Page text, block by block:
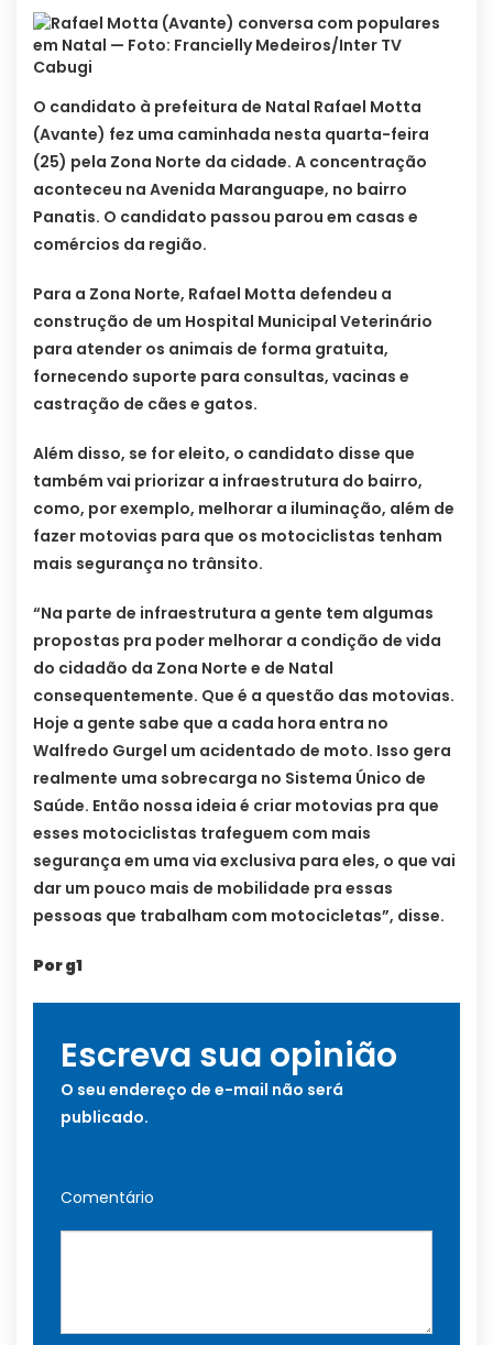
O candidato à prefeitura de Natal Rafael Motta
(Avante) fez uma caminhada nesta quarta-feira
(25) pela Zona Norte da cidade. A concentração
aconteceu na Avenida Maranguape, no bairro
Panatis. O candidato passou parou em casas e
comércios da região.
Para a Zona Norte, Rafael Motta defendeu a
construção de um Hospital Municipal Veterinário
para atender os animais de forma gratuita,
fornecendo suporte para consultas, vacinas e
castração de cães e gatos.
Além disso, se for eleito, o candidato disse que
também vai priorizar a infraestrutura do bairro,
como, por exemplo, melhorar a iluminação, além de
fazer motovias para que os motociclistas tenham
mais segurança no trânsito.
“Na parte de infraestrutura a gente tem algumas
propostas pra poder melhorar a condição de vida
do cidadão da Zona Norte e de Natal
consequentemente. Que é a questão das motovias.
Hoje a gente sabe que a cada hora entra no
Walfredo Gurgel um acidentado de moto. Isso gera
realmente uma sobrecarga no Sistema Único de
Saúde. Então nossa ideia é criar motovias pra que
esses motociclistas trafeguem com mais
segurança em uma via exclusiva para eles, o que vai
dar um pouco mais de mobilidade pra essas
pessoas que trabalham com motocicletas”, disse.
Por g1
Escreva sua opinião
O seu endereço de e-mail não será
publicado.
Comentário